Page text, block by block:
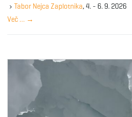
y
w
r
Tabor Nejca Zaplotnika, 4. - 6. 9. 2026
Več … →